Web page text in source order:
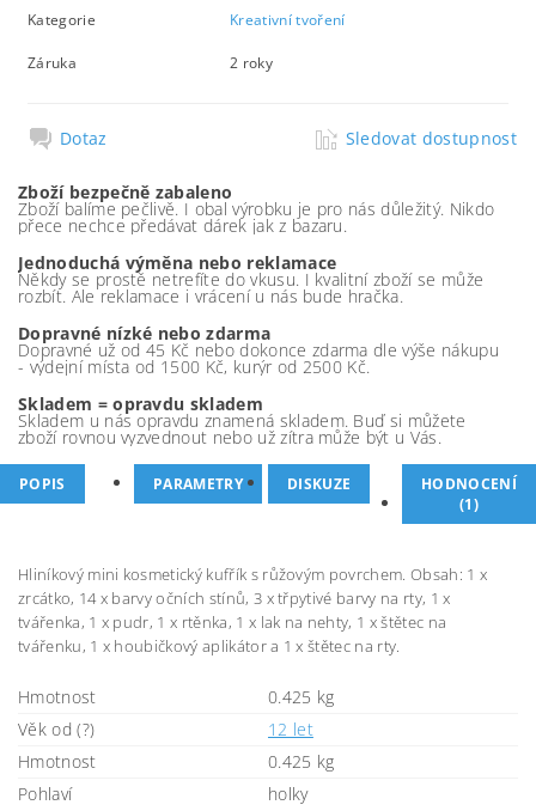
Kategorie Kreativní tvoření
Záruka 2 roky
Dotaz Sledovat dostupnost
Zboží bezpečně zabaleno
Zboží balíme pečlivě. I obal výrobku je pro nás důležitý. Nikdo
přece nechce předávat dárek jak z bazaru.
Jednoduchá výměna nebo reklamace
Někdy se prostě netrefíte do vkusu. I kvalitní zboží se může
rozbít. Ale reklamace i vrácení u nás bude hračka.
Dopravné nízké nebo zdarma
Dopravné už od 45 Kč nebo dokonce zdarma dle výše nákupu
- výdejní místa od 1500 Kč, kurýr od 2500 Kč.
Skladem = opravdu skladem
Skladem u nás opravdu znamená skladem. Buď si můžete
zboží rovnou vyzvednout nebo už zítra může být u Vás.
POPIS PARAMETRY DISKUZE
HODNOCENÍ
(1)
Hliníkový mini kosmetický kufřík s růžovým povrchem. Obsah: 1 x
zrcátko, 14 x barvy očních stínů, 3 x třpytivé barvy na rty, 1 x
tvářenka, 1 x pudr, 1 x rtěnka, 1 x lak na nehty, 1 x štětec na
tvářenku, 1 x houbičkový aplikátor a 1 x štětec na rty.
Hmotnost
0.425 kg
Věk od (?)
12 let
Hmotnost
0.425 kg
Pohlaví
holky